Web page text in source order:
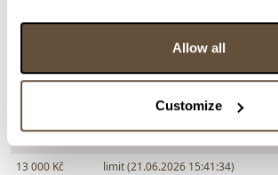
Allow all
Customize
16 000 Kč
21.06.2026 15:41:44
limit (21.06.2026 15:41:39)
13 000 Kč
limit (21.06.2026 15:41:34)